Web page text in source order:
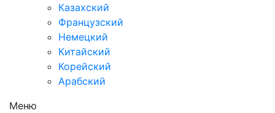
Казахский
Французский
Немецкий
Китайский
Корейский
Арабский
Меню